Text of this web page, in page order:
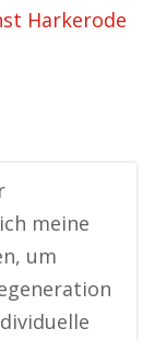
Harkerode
meine
um